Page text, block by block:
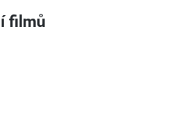
filmů